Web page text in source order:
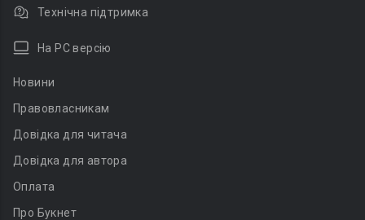
Технічна підтримка
На PC версію
Новини
Правовласникам
Довідка для читача
Довідка для автора
Оплата
Про Букнет